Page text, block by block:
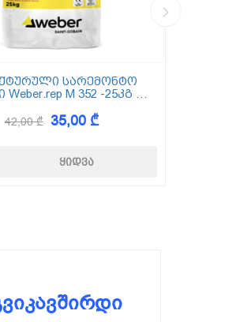
სარემონტო
(5
42,00 ₾ 35,00 ₾